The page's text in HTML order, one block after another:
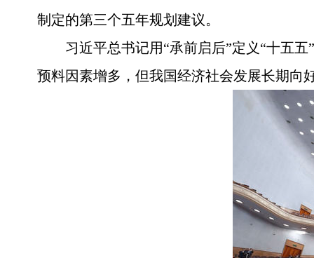
制定的第三个五年规划建议。
习近平总书记用“承前启后”定义“十五
预料因素增多，但我国经济社会发展长期向